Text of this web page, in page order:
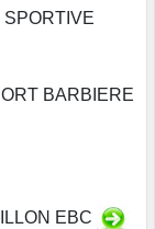
BARBIERE
EBC